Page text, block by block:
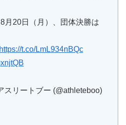
月20日（月）、団体決勝は
https://t.co/LmL934nBQc
リートブー (@athleteboo)